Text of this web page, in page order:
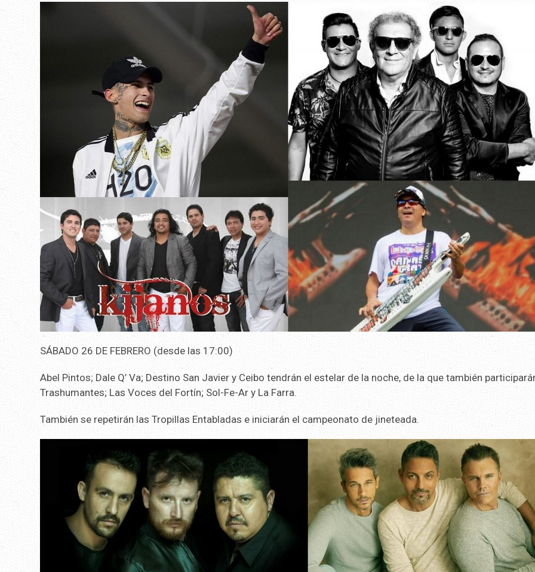
SÁBADO 26 DE FEBRERO (desde las 17:00)
Abel Pintos; Dale Q’ Va; Destino San Javier y Ceibo tendrán el estelar de la noche, de la que también
Trashumantes; Las Voces del Fortín; Sol-Fe-Ar y La Farra.
También se repetirán las Tropillas Entabladas e iniciarán el campeonato de jineteada.